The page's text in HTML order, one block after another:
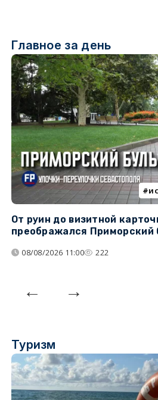
Главное за день
От руин до визитной
преображался Приморский
08/08/2026 11:00 222
Туризм